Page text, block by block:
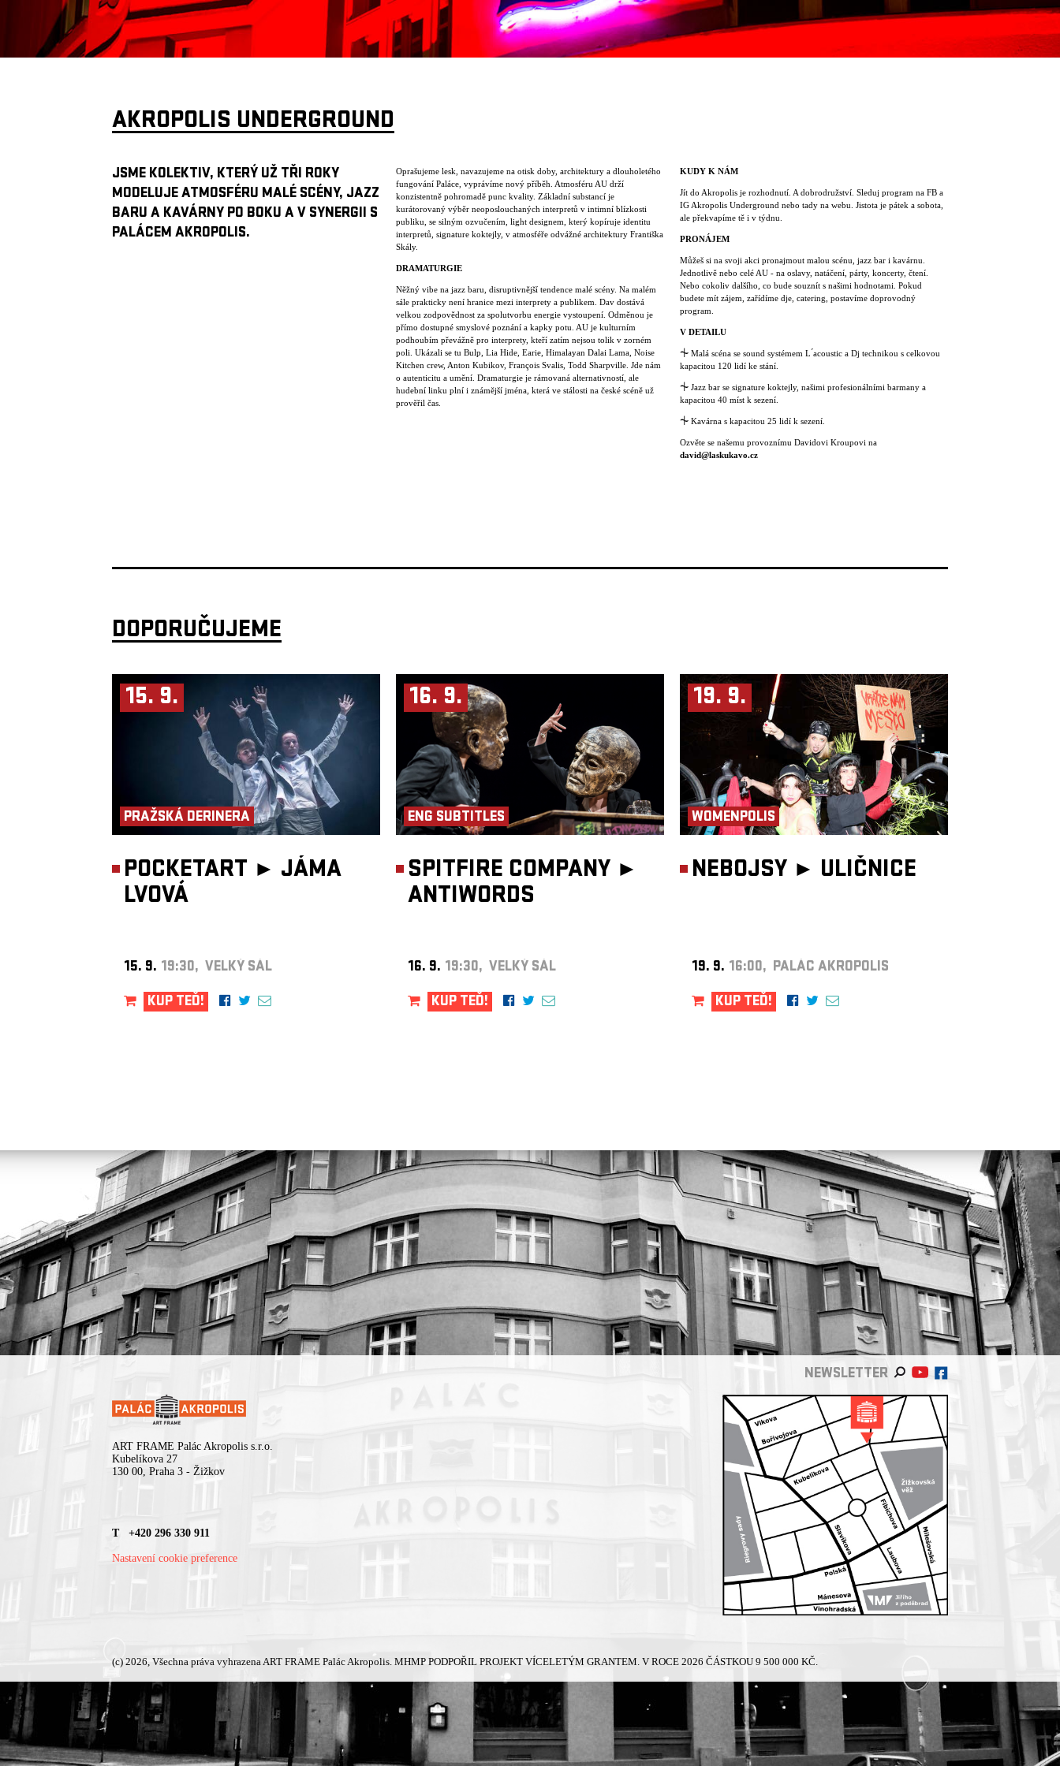
AKROPOLIS UNDERGROUND
JSME KOLEKTIV, KTERÝ UŽ TŘI ROKY
MODELUJE ATMOSFÉRU MALÉ SCÉNY, JAZZ
BARU A KAVÁRNY PO BOKU A V SYNERGII S
PALÁCEM AKROPOLIS.
Oprašujeme lesk, navazujeme na otisk doby, architektury a dlouholetého
fungování Paláce, vyprávíme nový příběh. Atmosféru AU drží
konzistentně pohromadě punc kvality. Základní substancí je
kurátorovaný výběr neoposlouchaných interpretů v intimní blízkosti
publiku, se silným ozvučením, light designem, který kopíruje identitu
interpretů, signature koktejly, v atmosféře odvážné architektury Františka
Skály.
DRAMATURGIE
Něžný vibe na jazz baru, disruptivnější tendence malé scény. Na malém
sále prakticky není hranice mezi interprety a publikem. Dav dostává
velkou zodpovědnost za spolutvorbu energie vystoupení. Odměnou je
přímo dostupné smyslové poznání a kapky potu. AU je kulturním
podhoubím převážně pro interprety, kteří zatím nejsou tolik v zorném
poli. Ukázali se tu Bulp, Lia Hide, Earie, Himalayan Dalai Lama, Noise
Kitchen crew, Anton Kubikov, François Svalis, Todd Sharpville. Jde nám
o autenticitu a umění. Dramaturgie je rámovaná alternativností, ale
hudební linku plní i známější jména, která ve stálosti na české scéně už
prověřil čas.
KUDY K NÁM
Jít do Akropolis je rozhodnutí. A dobrodružství. Sleduj program na FB a
IG Akropolis Underground nebo tady na webu. Jistota je pátek a sobota,
ale překvapíme tě i v týdnu.
PRONÁJEM
Můžeš si na svoji akci pronajmout malou scénu, jazz bar i kavárnu.
Jednotlivě nebo celé AU - na oslavy, natáčení, párty, koncerty, čtení.
Nebo cokoliv dalšího, co bude souznít s našimi hodnotami. Pokud
budete mít zájem, zařídíme dje, catering, postavíme doprovodný
program.
V DETAILU
⏆ Malá scéna se sound systémem L ́acoustic a Dj technikou s celkovou
kapacitou 120 lidí ke stání.
⏆ Jazz bar se signature koktejly, našimi profesionálními barmany a
kapacitou 40 míst k sezení.
⏆ Kavárna s kapacitou 25 lidí k sezení.
Ozvěte se našemu provoznímu Davidovi Kroupovi na
david@laskukavo.cz
DOPORUČUJEME
15. 9.
PRAŽSKÁ DERINERA
POCKETART ► JÁMA
LVOVÁ
15. 9. 19:30, VELKÝ SÁL
KUP TEĎ!
16. 9.
ENG SUBTITLES
SPITFIRE COMPANY ►
ANTIWORDS
16. 9. 19:30, VELKÝ SÁL
KUP TEĎ!
19. 9.
WOMENPOLIS
NEBOJSY ► ULIČNICE
19. 9. 16:00, PALÁC AKROPOLIS
KUP TEĎ!
NEWSLETTER
ART FRAME Palác Akropolis s.r.o.
Kubelíkova 27
130 00, Praha 3 - Žižkov
T +420 296 330 911
Nastavení cookie preference
(c) 2026, Všechna práva vyhrazena ART FRAME Palác Akropolis. MHMP PODPOŘIL PROJEKT VÍCELETÝM GRANTEM. V ROCE 2026 ČÁSTKOU 9 500 000 KČ.